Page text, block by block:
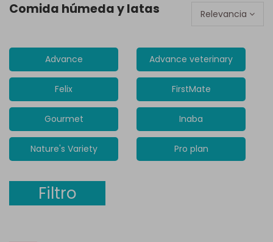
Comida húmeda y latas Relevancia
Advance Advance veterinary
Felix FirstMate
Gourmet Inaba
Nature's Variety Pro plan
Filtro